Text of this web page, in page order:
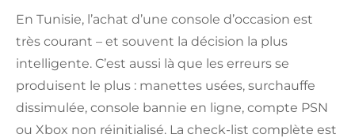
En Tunisie, l’achat d’une console d’occasion est
très courant – et souvent la décision la plus
intelligente. C’est aussi là que les erreurs se
produisent le plus : manettes usées, surchauffe
dissimulée, console bannie en ligne, compte PSN
ou Xbox non réinitialisé. La check-list complète est